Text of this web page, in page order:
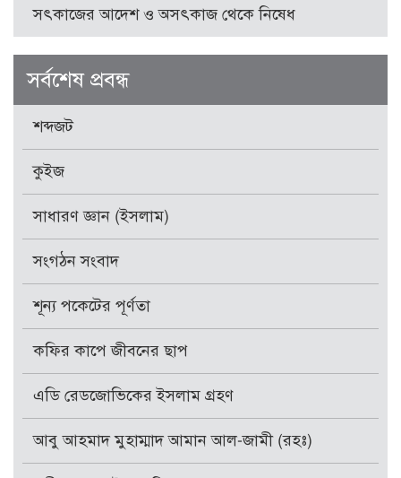
সৎকাজের আদেশ ও অসৎকাজ থেকে নিষেধ
সর্বশেষ প্রবন্ধ
শব্দজট
কুইজ
সাধারণ জ্ঞান (ইসলাম)
সংগঠন সংবাদ
শূন্য পকেটের পূর্ণতা
কফির কাপে জীবনের ছাপ
এডি রেডজোভিকের ইসলাম গ্রহণ
আবু আহমাদ মুহাম্মাদ আমান আল-জামী (রহঃ)